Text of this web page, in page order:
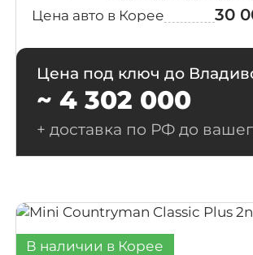
Цена авто в Корее 30
Цена под ключ до
~ 4 302 000
+ доставка по РФ до
В наличии в Корее